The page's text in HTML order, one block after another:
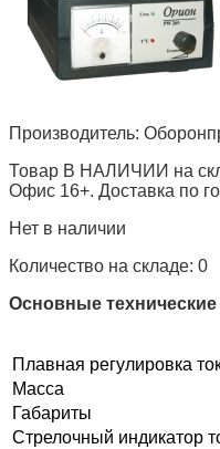
Производитель:
Товар В НАЛИЧИИ на
Офис 16+. Доставка по
Нет в наличии
Количество на складе: 0
Основные технические
Плавная регулировка
Масса
Габариты
Стрелочный индикатор